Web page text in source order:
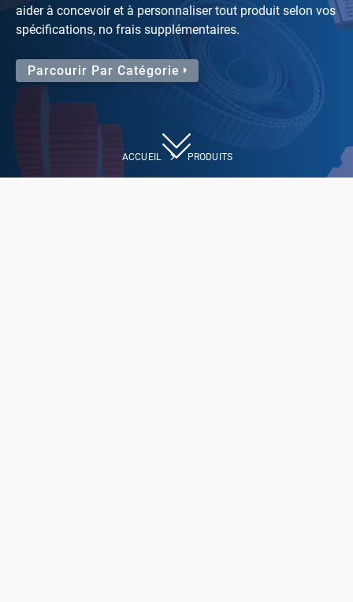
ACCUEIL PRODUITS
aider à concevoir et à personnaliser tout produit selon vos
spécifications, no frais supplémentaires.
Parcourir Par Catégorie